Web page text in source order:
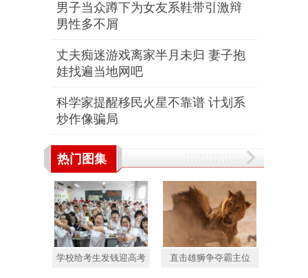
男子当众蹲下为女友系鞋带引激辩
男性多不屑
丈夫痴迷游戏离家半月未归 妻子抱
娃找遍当地网吧
科学家提醒移民火星不靠谱 计划系
炒作像骗局
热门图集
学校给考生发钱迎高考 直击雄狮争夺霸主位